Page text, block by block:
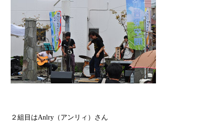
２組目はAnlry（アンリィ）さん